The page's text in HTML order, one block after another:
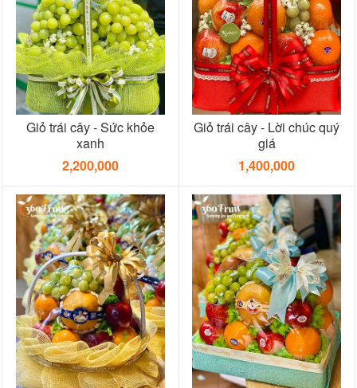
Giỏ trái cây - Sức khỏe
xanh
2,200,000
Giỏ trái cây - Lời chúc quý
giá
1,400,000